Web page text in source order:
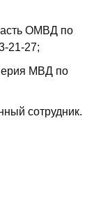
ОМВД по
21-27;
МВД по
сотрудник.